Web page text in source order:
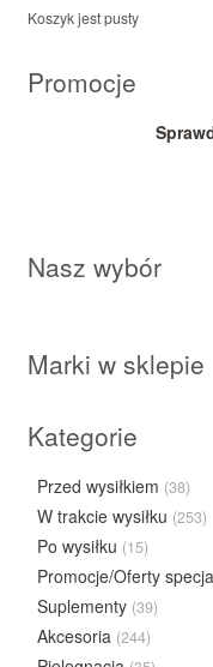
Koszyk jest pusty
Promocje
Nasz wybór
Marki w sklepie
Kategorie
Przed wysiłkiem (38)
W trakcie wysiłku (253)
Po wysiłku (15)
Promocje/Oferty
Suplementy (39)
Akcesoria (244)